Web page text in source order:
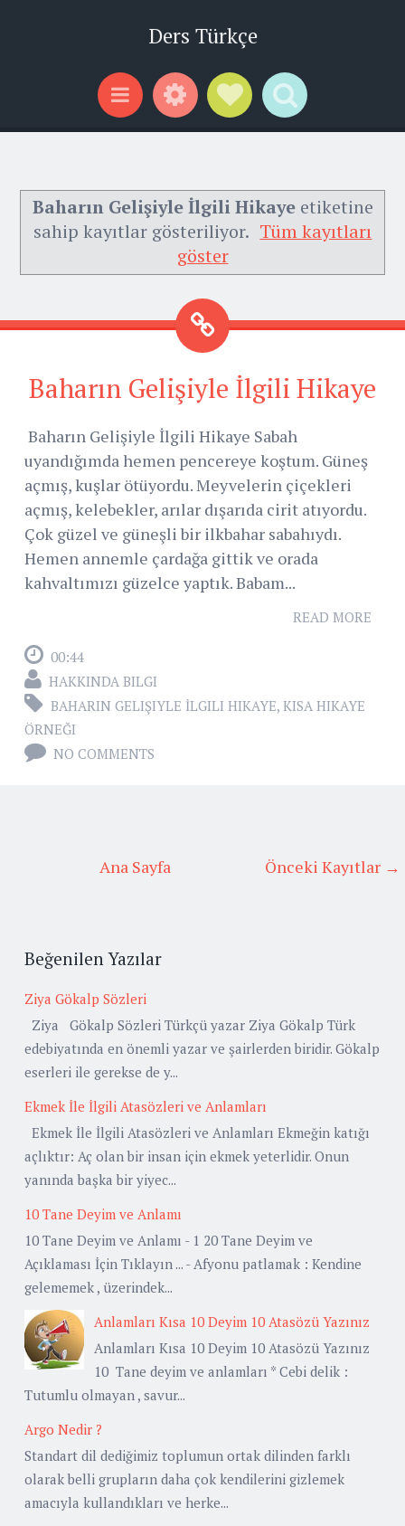
Ders Türkçe
Menu WidgetsSocial Links
Search
Baharın Gelişiyle İlgili Hikayeetiketine
sahip kayıtlar gösteriliyor. Tüm kayıtları
göster
Baharın Gelişiyle İlgili Hikaye
Baharın Gelişiyle İlgili Hikaye Sabah
uyandığımda hemen pencereye koştum. Güneş
açmış, kuşlar ötüyordu. Meyvelerin çiçekleri
açmış, kelebekler, arılar dışarıda cirit atıyordu.
Çok güzel ve güneşli bir ilkbahar sabahıydı.
Hemen annemle çardağa gittik ve orada
kahvaltımızı güzelce yaptık. Babam...
READ MORE
00:44
HAKKINDA BILGI
BAHARIN GELIŞIYLE İLGILI HIKAYE, KISA HIKAYE
ÖRNEĞI
NO COMMENTS
Önceki Kayıtlar →
Ana Sayfa
Beğenilen Yazılar
Ziya Gökalp Sözleri
Ziya Gökalp Sözleri Türkçü yazar Ziya Gökalp Türk
edebiyatında en önemli yazar ve şairlerden biridir. Gökalp
eserleri ile gerekse de y...
Ekmek İle İlgili Atasözleri ve Anlamları
Ekmek İle İlgili Atasözleri ve Anlamları Ekmeğin katığı
açlıktır: Aç olan bir insan için ekmek yeterlidir. Onun
yanında başka bir yiyec...
10 Tane Deyim ve Anlamı
10 Tane Deyim ve Anlamı - 1 20 Tane Deyim ve
Açıklaması İçin Tıklayın ... - Afyonu patlamak : Kendine
gelememek , üzerindek...
Anlamları Kısa 10 Deyim 10 Atasözü Yazınız
Anlamları Kısa 10 Deyim 10 Atasözü Yazınız
10 Tane deyim ve anlamları * Cebi delik :
Tutumlu olmayan , savur...
Argo Nedir ?
Standart dil dediğimiz toplumun ortak dilinden farklı
olarak belli grupların daha çok kendilerini gizlemek
amacıyla kullandıkları ve herke...